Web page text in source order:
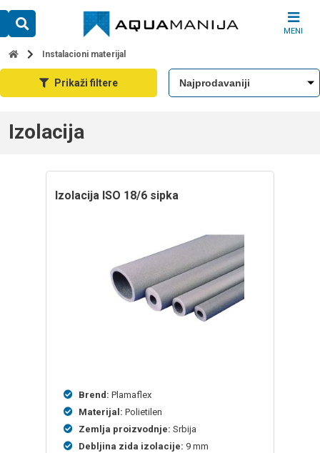
content
MENI
Instalacioni materijal
Prikaži filtere
Izolacija
izolacija ISO 18/6 sipka
Brend: Plamaflex
Materijal: Polietilen
Zemlja proizvodnje: Srbija
Debljina zida izolacije: 9 mm